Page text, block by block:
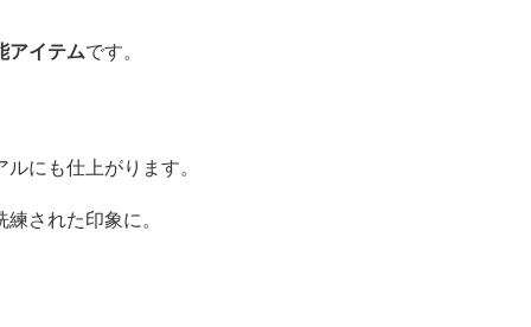
アイテムです。
にも仕上がります。
された印象に。